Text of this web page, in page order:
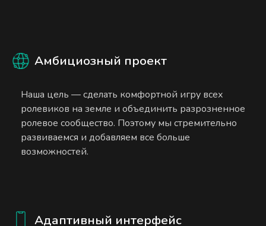
Амбициозный проект
Наша цель — сделать комфортной игру всех
ролевиков на земле и объединить разрозненное
ролевое сообщество. Поэтому мы стремительно
развиваемся и добавляем все больше
возможностей.
Адаптивный интерфейс